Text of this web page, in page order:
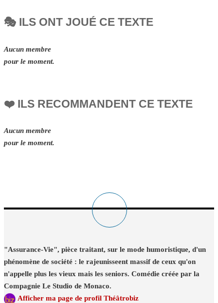
🎭 ILS ONT JOUÉ CE TEXTE
Aucun membre
pour le moment.
❤️ ILS RECOMMANDENT CE TEXTE
Aucun membre
pour le moment.
"Assurance-Vie", pièce traitant, sur le mode humoristique, d'un
phénomène de société : le rajeunisseent massif de ceux qu'on
n'appelle plus les vieux mais les seniors. Comédie créée par la
Compagnie Le Studio de Monaco.
Afficher ma page de profil Théâtrobiz